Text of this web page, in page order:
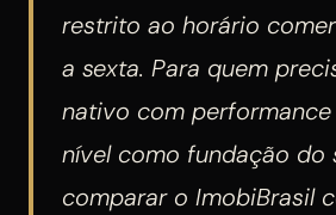
restrito ao horário
a sexta. Para quem
nativo com
nível como fundação do
comparar o ImobiBrasil